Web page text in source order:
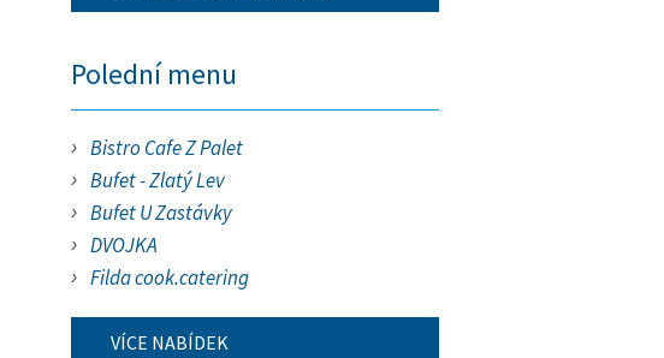
Polední menu
Bistro Cafe Z Palet
Bufet - Zlatý Lev
Bufet U Zastávky
DVOJKA
Filda cook.catering
VÍCE NABÍDEK